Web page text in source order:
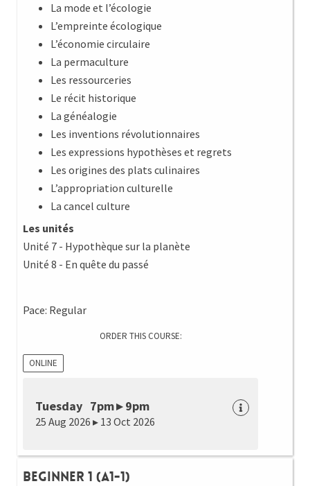
La mode et l’écologie
L’empreinte écologique
L’économie circulaire
La permaculture
Les ressourceries
Le récit historique
La généalogie
Les inventions révolutionnaires
Les expressions hypothèses et regrets
Les origines des plats culinaires
L’appropriation culturelle
La cancel culture
Les unités
Unité 7 - Hypothèque sur la planète
Unité 8 - En quête du passé
Pace: Regular
ORDER THIS COURSE:
ONLINE
Tuesday 7pm ▸ 9pm
25 Aug 2026 ▸ 13 Oct 2026
Beginner 1 (A1-1)